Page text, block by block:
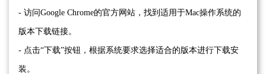
- 访问Google Chrome的官方网站，找到适用于Mac操作系统的
版本下载链接。
- 点击“下载”按钮，根据系统要求选择适合的版本进行下载安
装。